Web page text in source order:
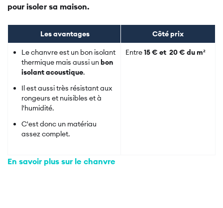
pour isoler sa maison.
Les avantages Côté prix
Le chanvre est un bon isolant
thermique mais aussi unbon
isolant acoustique.
Il est aussi très résistant aux
rongeurs et nuisibles et à
l'humidité.
C'est donc un matériau
assez complet.
Entre15 € et 20 € du m²
En savoir plus sur le chanvre